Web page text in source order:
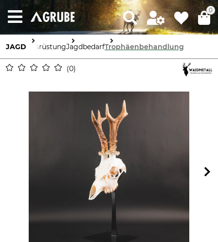
0
JAGD AusrüstungJagdbedarfTrophäenbehandlung
0